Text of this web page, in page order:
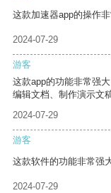
这款加速器app的操作
2024-07-29
游客
这款app的功能非常强
编辑文档、制作演示文
2024-07-29
游客
这款软件的功能非常强
2024-07-29